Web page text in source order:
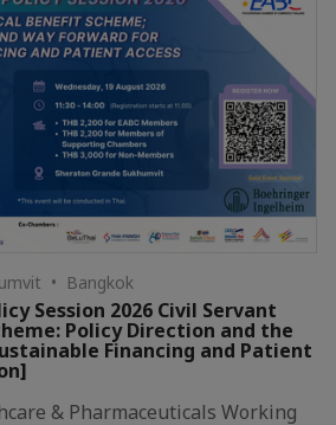
• Bangkok
Session 2026 Civil Servant
Policy Direction and the
Financing and Patient
& Pharmaceuticals Working